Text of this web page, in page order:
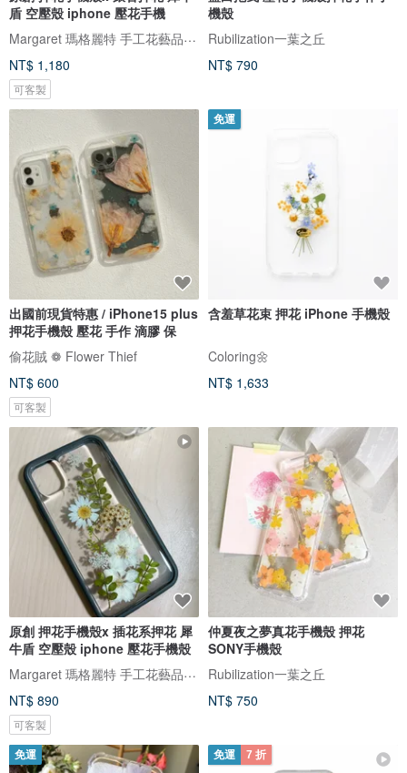
盾 空壓殼 iphone 壓花手機
Margaret 瑪格麗特 手工花藝品 ｜押花｜手機殼｜酒精瓶｜婚禮小物
NT$ 1,180
可客製
機殼
Rubilization一葉之丘
NT$ 790
出國前現貨特惠 / iPhone15 plus
押花手機殼 壓花 手作 滴膠 保
偷花賊 ❁ Flower Thief
NT$ 600
可客製
免運
含羞草花束 押花 iPhone 手機殼
Coloring🌼
NT$ 1,633
原創 押花手機殼x 插花系押花 犀
牛盾 空壓殼 iphone 壓花手機殼
Margaret 瑪格麗特 手工花藝品 ｜押花｜手機殼｜酒精瓶｜婚禮小物
NT$ 890
可客製
仲夏夜之夢真花手機殼 押花
SONY手機殼
Rubilization一葉之丘
NT$ 750
免運 免運 7 折